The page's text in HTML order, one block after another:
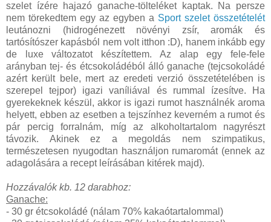
szelet ízére hajazó ganache-tölteléket kaptak. Na persze
nem törekedtem egy az egyben a Sport szelet összetételét
leutánozni (hidrogénezett növényi zsír, aromák és
tartósítószer kapásból nem volt itthon :D), hanem inkább egy
de luxe változatot készítettem. Az alap egy fele-fele
arányban tej- és étcsokoládéból álló ganache (tejcsokoládé
azért került bele, mert az eredeti verzió összetételében is
szerepel tejpor) igazi vaníliával és rummal ízesítve. Ha
gyerekeknek készül, akkor is igazi rumot használnék aroma
helyett, ebben az esetben a tejszínhez keverném a rumot és
pár percig forralnám, míg az alkoholtartalom nagyrészt
távozik. Akinek ez a megoldás nem szimpatikus,
természetesen nyugodtan használjon rumaromát (ennek az
adagolására a recept leírásában kitérek majd).
Hozzávalók kb. 12 darabhoz:
Ganache:
- 30 gr étcsokoládé (nálam 70% kakaótartalommal)